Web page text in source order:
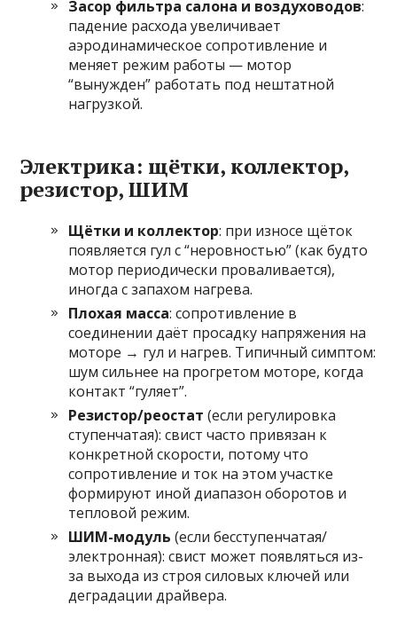
Засор фильтра салона и воздуховодов:
падение расхода увеличивает
аэродинамическое сопротивление и
меняет режим работы — мотор
“вынужден” работать под нештатной
нагрузкой.
Электрика: щётки, коллектор,
резистор, ШИМ
Щётки и коллектор: при износе щёток
появляется гул с “неровностью” (как будто
мотор периодически проваливается),
иногда с запахом нагрева.
Плохая масса: сопротивление в
соединении даёт просадку напряжения на
моторе → гул и нагрев. Типичный симптом:
шум сильнее на прогретом моторе, когда
контакт “гуляет”.
Резистор/реостат (если регулировка
ступенчатая): свист часто привязан к
конкретной скорости, потому что
сопротивление и ток на этом участке
формируют иной диапазон оборотов и
тепловой режим.
ШИМ-модуль (если бесступенчатая/
электронная): свист может появляться из-
за выхода из строя силовых ключей или
деградации драйвера.